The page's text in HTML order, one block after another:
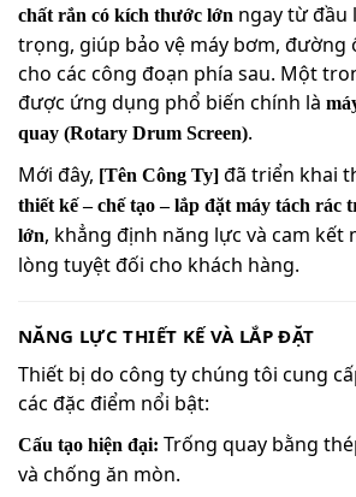
chất rắn có kích thước lớn ngay từ đầu
trọng, giúp bảo vệ máy bơm, đường
cho các công đoạn phía sau. Một
được ứng dụng phổ biến chính là
quay (Rotary Drum Screen).
Mới đây, [Tên Công Ty] đã triển khai
thiết kế – chế tạo – lắp đặt máy tách rác
lớn, khẳng định năng lực và cam kết
lòng tuyệt đối cho khách hàng.
NĂNG LỰC THIẾT KẾ VÀ LẮP ĐẶT
Thiết bị do công ty chúng tôi cung
các đặc điểm nổi bật:
Cấu tạo hiện đại: Trống quay bằng
và chống ăn mòn.